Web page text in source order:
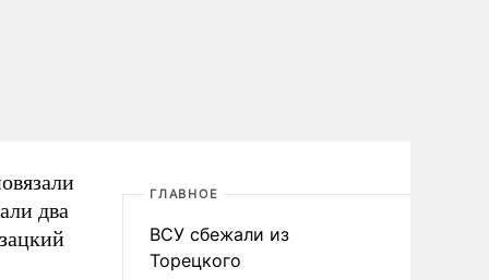
два
ГЛАВНОЕ
ВСУ сбежали из
Торецкого